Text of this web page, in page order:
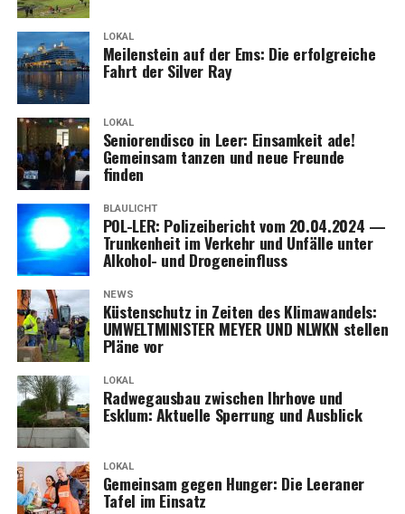
LOKAL
Mei­len­stein auf der Ems: Die erfolg­rei­che
Fahrt der Sil­ver Ray
LOKAL
Senio­ren­dis­co in Leer: Ein­sam­keit ade!
Gemein­sam tan­zen und neue Freun­de
finden
BLAULICHT
POL-LER: Poli­zei­be­richt vom 20.04.2024 —
Trun­ken­heit im Ver­kehr und Unfäl­le unter
Alko­hol- und Drogeneinfluss
NEWS
Küs­ten­schutz in Zei­ten des Kli­ma­wan­dels:
UMWELTMINISTER MEYER UND NLWKN stel­len
Plä­ne vor
LOKAL
Rad­weg­aus­bau zwi­schen Ihr­ho­ve und
Esklum: Aktu­el­le Sper­rung und Ausblick
LOKAL
Gemein­sam gegen Hun­ger: Die Leera­ner
Tafel im Einsatz